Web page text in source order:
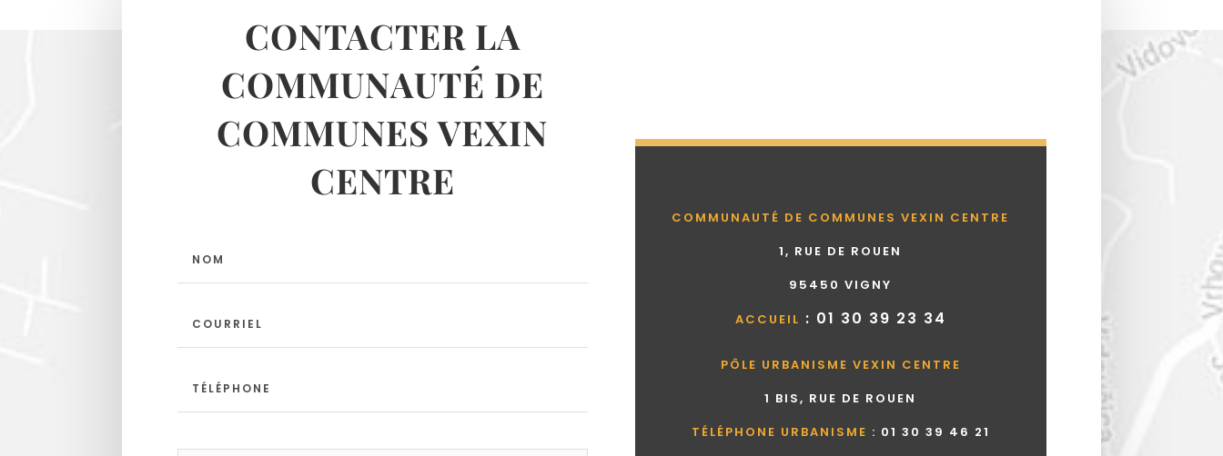
CONTACTER LA
COMMUNAUTÉ DE
COMMUNES VEXIN
CENTRE
COMMUNAUTÉ DE COMMUNES VEXIN CENTRE
1, RUE DE ROUEN
95450 VIGNY
ACCUEIL : 01 30 39 23 34
PÔLE URBANISME VEXIN CENTRE
1 BIS, RUE DE ROUEN
TÉLÉPHONE URBANISME : 01 30 39 46 21